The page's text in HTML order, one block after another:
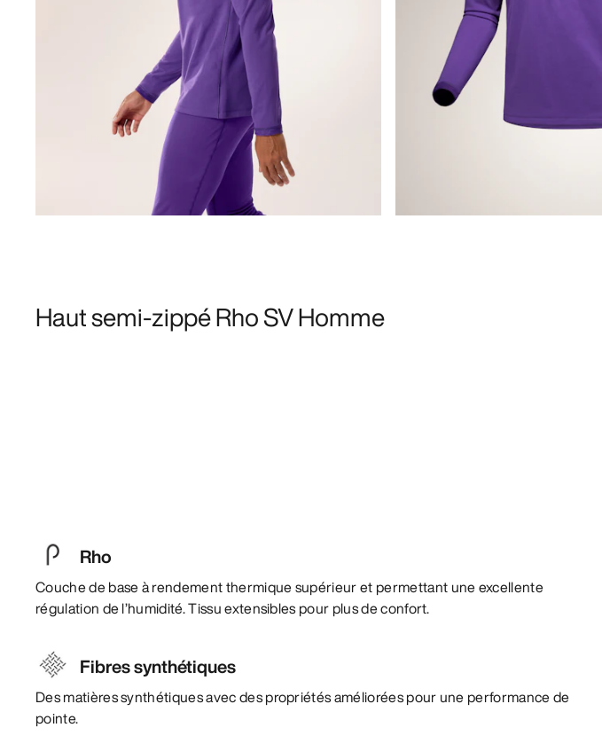
Haut semi-zippé Rho SV Homme
Rho
Couche de base à rendement thermique supérieur et permettant une excellente
régulation de l’humidité. Tissu extensibles pour plus de confort.
Fibres synthétiques
Des matières synthétiques avec des propriétés améliorées pour une performance de
pointe.